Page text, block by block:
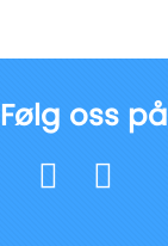
Følg oss på